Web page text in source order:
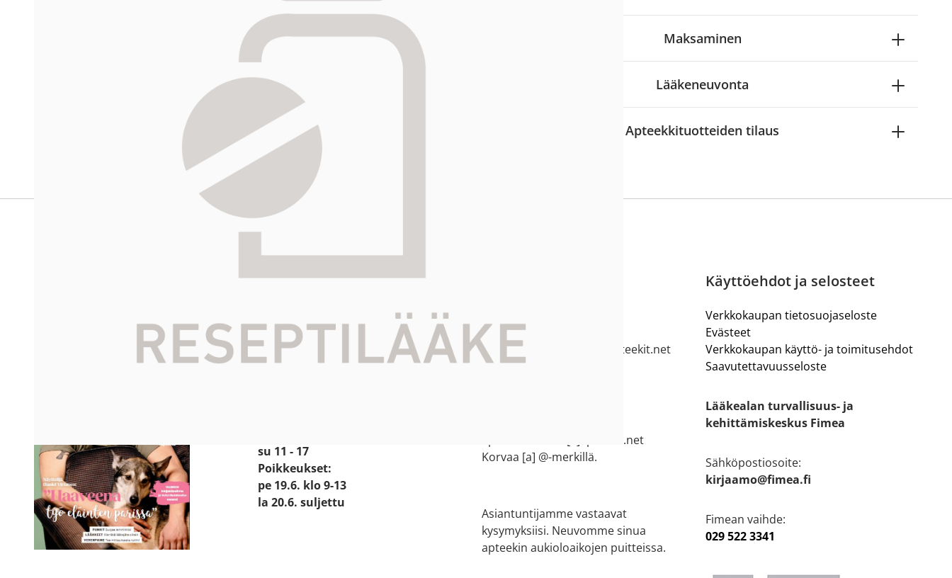
Reseptilääkkeiden tilaaminen edellyttää voimassa olevaa reseptiä, ja voit
-palvelusta. Tilausta varten sinun pitää ensin
tunnistautua. Apteekki käsittelee tilauksesi, jonka jälkeen voit maksaa ostoksesi.
Siirry reseptilääketilaukseen
Maksaminen
Lääkeneuvonta
Apteekkituotteiden tilaus
HALIKON APTEEKKI
Käyntiosoite:
Prismantie 2
24800 Halikko
su 11 - 17
Poikkeukset:
pe 19.6. klo 9-13
la 20.6. suljettu
044 73 77 200
salon.verkkoapteekki[a]apteekit.net
Korvaa [a] @-merkillä.
apteekki.halikko[a]apteekit.net
Korvaa [a] @-merkillä.
Asiantuntijamme vastaavat
kysymyksiisi. Neuvomme sinua
apteekin aukioloaikojen puitteissa.
Käyttöehdot ja selosteet
Verkkokaupan tietosuojaseloste
Evästeet
Verkkokaupan käyttö- ja toimitusehdot
Saavutettavuusseloste
Lääkealan turvallisuus- ja
kehittämiskeskus Fimea
Sähköpostiosoite:
kirjaamo@fimea.fi
Fimean vaihde:
029 522 3341